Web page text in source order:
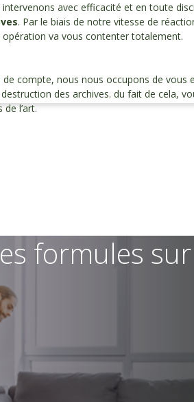
intervenons avec efficacité et en toute
. Par le biais de notre vitesse de
va vous contenter totalement.
de compte, nous nous occupons de
des archives. du fait de cela,
de l’art.
formules